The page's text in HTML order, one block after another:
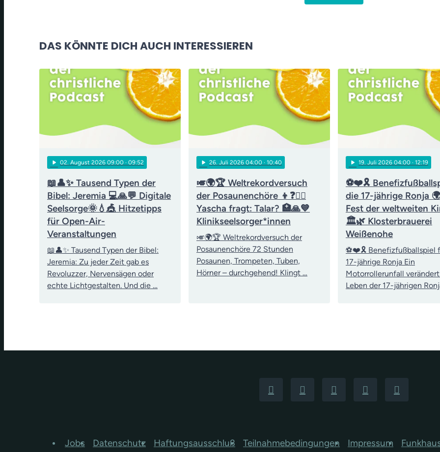
DAS KÖNNTE DICH AUCH INTERESSIEREN
play_arrow 02 . August 2026 09:00 · 09:52
📖👤✨ Tausend Typen der
Bibel: Jeremia 💻🙏💬 Digitale
Seelsorge🌞💧🎪 Hitzetipps
für Open-Air-
Veranstaltungen
📖👤✨ Tausend Typen der Bibel:
Jeremia: Zu jeder Zeit gab es
Revoluzzer, Nervensägen oder
echte Lichtgestalten. Und die …
play_arrow 26 . Juli 2026 04:00 · 10:40
🎺🌍🏆 Weltrekordversuch
der Posaunenchöre 👦❓👨‍⚖️
Yascha fragt: Talar? 🏥🙏💙
Klinikseelsorger*innen
🎺🌍🏆 Weltrekordversuch der
Posaunenchöre 72 Stunden
Posaunen, Trompeten, Tuben,
Hörner – durchgehend! Klingt …
play_arrow 19 . Juli 2026 04:00 · 12:19
⚽❤️🎗️
die 17-jährige Ronja
Fest der weltweiten
🏛️🌿 Klosterbrauerei
Weißenohe
⚽❤️🎗️ Benefizfußballspiel
17-jährige Ronja Ein
Motorrollerunfall
Leben der 17-jährigen
Jobs Datenschutz Haftungsausschluß Teilnahmebedingungen Impressum